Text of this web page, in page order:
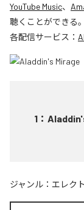
YouTube Music、
聴くことができる。
各配信サービス：
1 ：
ジャンル： エレク